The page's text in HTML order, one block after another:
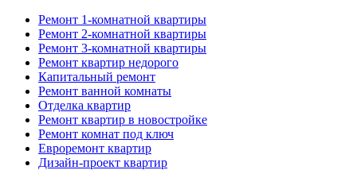
Ремонт 1-комнатной квартиры
Ремонт 2-комнатной квартиры
Ремонт 3-комнатной квартиры
Ремонт квартир недорого
Капитальный ремонт
Ремонт ванной комнаты
Отделка квартир
Ремонт квартир в новостройке
Ремонт комнат под ключ
Евроремонт квартир
Дизайн-проект квартир